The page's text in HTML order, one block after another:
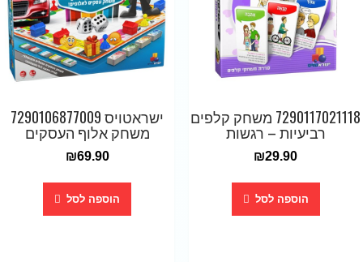
7290117021118 משחק קלפים
רביעיות – רגשות
₪29.90
הוספה לסל
ישראטויס 7290106877009
משחק אלוף העסקים
₪69.90
הוספה לסל